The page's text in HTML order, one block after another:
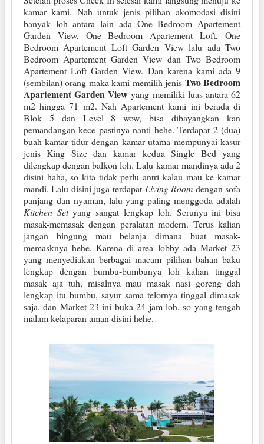
kamar kami. Nah untuk jenis pilihan akomodasi disini
banyak loh antara lain ada One Bedroom Apartement
Garden View, One Bedroom Apartement Loft, One
Bedroom Apartement Loft Garden View lalu ada Two
Bedroom Apartement Garden View dan Two Bedroom
Apartement Loft Garden View. Dan karena kami ada 9
(sembilan) orang maka kami memilih jenis Two Bedroom
Apartement Garden View yang memiliki luas antara 62
m2 hingga 71 m2. Nah Apartement kami ini berada di
Blok 5 dan Level 8 wow, bisa dibayangkan kan
pemandangan kece pastinya nanti hehe. Terdapat 2 (dua)
buah kamar tidur dengan kamar utama mempunyai kasur
jenis King Size dan kamar kedua Single Bed yang
dilengkap dengan balkon loh. Lalu kamar mandinya ada 2
disini haha, so kita tidak perlu antri kalau mau ke kamar
mandi. Lalu disini juga terdapat Living Room dengan sofa
panjang dan nyaman, lalu yang paling menggoda adalah
Kitchen Setyang sangat lengkap loh. Serunya ini bisa
masak-memasak dengan peralatan modern. Terus kalian
jangan bingung mau belanja dimana buat masak-
memasknya hehe. Karena di area lobby ada Market 23
yang menyediakan berbagai macam pilihan bahan baku
lengkap dengan bumbu-bumbunya loh kalian tinggal
masak aja tuh, misalnya mau masak nasi goreng dah
lengkap itu bumbu, sayur sama telornya tinggal dimasak
saja, dan Market 23 ini buka 24 jam loh, so yang tengah
malam kelaparan aman disini hehe.